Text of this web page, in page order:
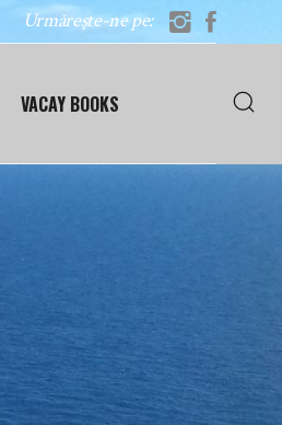
Urmărește-ne pe:
VACAY BOOKS